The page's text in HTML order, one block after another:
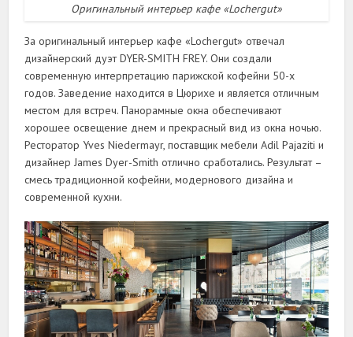
Оригинальный интерьер кафе «Lochergut»
За оригинальный интерьер кафе «Lochergut» отвечал
дизайнерский дуэт DYER-SMITH FREY. Они создали
современную интерпретацию парижской кофейни 50-х
годов. Заведение находится в Цюрихе и является отличным
местом для встреч. Панорамные окна обеспечивают
хорошее освещение днем и прекрасный вид из окна ночью.
Ресторатор Yves Niedermayr, поставщик мебели Adil Pajaziti и
дизайнер James Dyer-Smith отлично сработались. Результат –
смесь традиционной кофейни, модернового дизайна и
современной кухни.